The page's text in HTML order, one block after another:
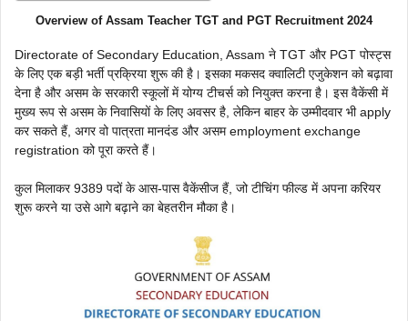
Overview of Assam Teacher TGT and PGT Recruitment 2024
Directorate of Secondary Education, Assam ने TGT और PGT पोस्ट्स
के लिए एक बड़ी भर्ती प्रक्रिया शुरू की है। इसका मकसद क्वालिटी एजुकेशन को बढ़ावा
देना है और असम के सरकारी स्कूलों में योग्य टीचर्स को नियुक्त करना है। इस वैकेंसी में
मुख्य रूप से असम के निवासियों के लिए अवसर है, लेकिन बाहर के उम्मीदवार भी apply
कर सकते हैं, अगर वो पात्रता मानदंड और असम employment exchange
registration को पूरा करते हैं।
कुल मिलाकर 9389 पदों के आस-पास वैकेंसीज हैं, जो टीचिंग फील्ड में अपना करियर
शुरू करने या उसे आगे बढ़ाने का बेहतरीन मौका है।